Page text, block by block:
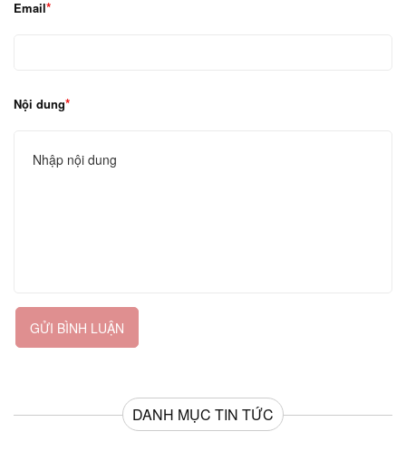
Email
Nội dung
GỬI BÌNH LUẬN
DANH MỤC TIN TỨC